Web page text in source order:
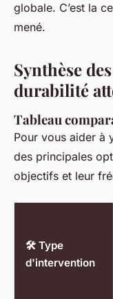
globale. C’est la
mené.
Synthèse
durabilité
Tableau
Pour vous aider à
des principales
objectifs et leur
🛠️ Type
d'intervention